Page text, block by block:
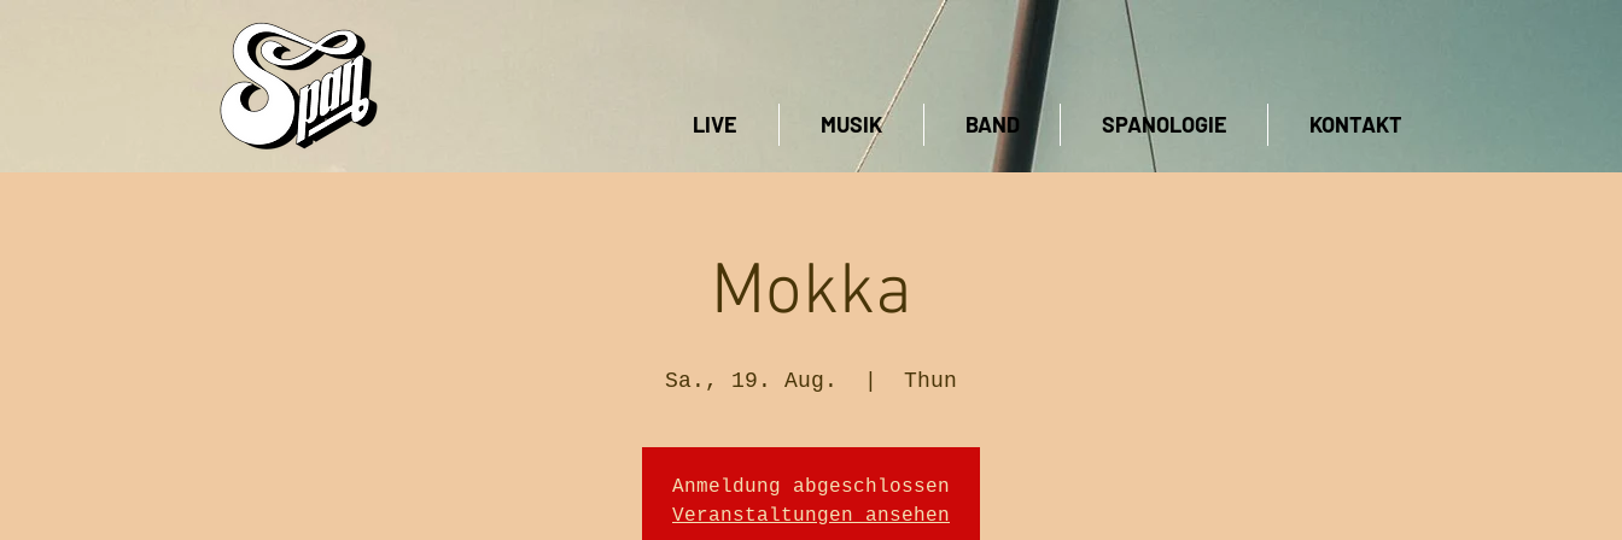
LIVE MUSIK BAND SPANOLOGIE KONTAKT
Mokka
Sa., 19. Aug. Thun
Anmeldung abgeschlossen
Veranstaltungen ansehen